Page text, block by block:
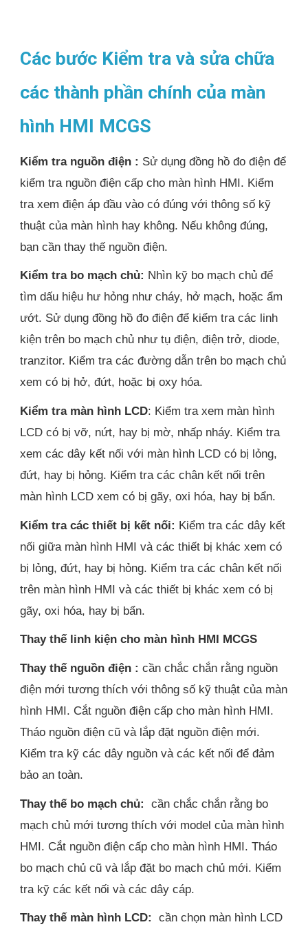
Các bước Kiểm tra và sửa chữa
các thành phần chính của màn
hình HMI MCGS
Kiểm tra nguồn điện : Sử dụng đồng hồ đo điện để
kiểm tra nguồn điện cấp cho màn hình HMI. Kiểm
tra xem điện áp đầu vào có đúng với thông số kỹ
thuật của màn hình hay không. Nếu không đúng,
bạn cần thay thế nguồn điện.
Kiểm tra bo mạch chủ: Nhìn kỹ bo mạch chủ để
tìm dấu hiệu hư hỏng như cháy, hở mạch, hoặc ẩm
ướt. Sử dụng đồng hồ đo điện để kiểm tra các linh
kiện trên bo mạch chủ như tụ điện, điện trở, diode,
tranzitor. Kiểm tra các đường dẫn trên bo mạch chủ
xem có bị hở, đứt, hoặc bị oxy hóa.
Kiểm tra màn hình LCD: Kiểm tra xem màn hình
LCD có bị vỡ, nứt, hay bị mờ, nhấp nháy. Kiểm tra
xem các dây kết nối với màn hình LCD có bị lỏng,
đứt, hay bị hỏng. Kiểm tra các chân kết nối trên
màn hình LCD xem có bị gãy, oxi hóa, hay bị bẩn.
Kiểm tra các thiết bị kết nối: Kiểm tra các dây kết
nối giữa màn hình HMI và các thiết bị khác xem có
bị lỏng, đứt, hay bị hỏng. Kiểm tra các chân kết nối
trên màn hình HMI và các thiết bị khác xem có bị
gãy, oxi hóa, hay bị bẩn.
Thay thế linh kiện cho màn hình HMI MCGS
Thay thế nguồn điện : cần chắc chắn rằng nguồn
điện mới tương thích với thông số kỹ thuật của màn
hình HMI. Cắt nguồn điện cấp cho màn hình HMI.
Tháo nguồn điện cũ và lắp đặt nguồn điện mới.
Kiểm tra kỹ các dây nguồn và các kết nối để đảm
bảo an toàn.
Thay thế bo mạch chủ: cần chắc chắn rằng bo
mạch chủ mới tương thích với model của màn hình
HMI. Cắt nguồn điện cấp cho màn hình HMI. Tháo
bo mạch chủ cũ và lắp đặt bo mạch chủ mới. Kiểm
tra kỹ các kết nối và các dây cáp.
Thay thế màn hình LCD:cần chọn màn hình LCD